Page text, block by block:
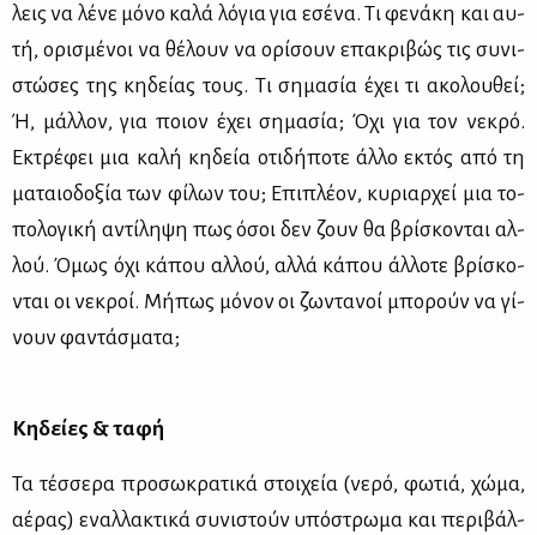
λεις να λέ­νε μό­νο κα­λά λό­για για εσέ­να. Τι φε­νά­κη και αυ­
τή, ορι­σμέ­νοι να θέ­λουν να ορί­σουν επα­κρι­βώς τις συ­νι­
στώ­σες της κη­δεί­ας τους. Τι ση­μα­σία έχει τι ακο­λου­θεί;
Ή, μάλ­λον, για ποιον έχει ση­μα­σία; Όχι για τον νε­κρό.
Εκτρέ­φει μια κα­λή κη­δεία οτι­δή­πο­τε άλ­λο εκτός από τη
μα­ταιο­δο­ξία των φί­λων του; Επι­πλέ­ον, κυ­ριαρ­χεί μια το­
πο­λο­γι­κή αντί­λη­ψη πως όσοι δεν ζουν θα βρί­σκο­νται αλ­
λού. Όμως όχι κά­που αλ­λού, αλ­λά κά­που άλ­λο­τε βρί­σκο­
νται οι νε­κροί. Μή­πως μό­νον οι ζω­ντα­νοί μπο­ρούν να γί­
νουν φα­ντά­σμα­τα;
Κη­δεί­ες & τα­φή
Τα τέσ­σε­ρα προ­σω­κρα­τι­κά στοι­χεία (νε­ρό, φω­τιά, χώ­μα,
αέ­ρας) εναλ­λα­κτι­κά συ­νι­στούν υπό­στρω­μα και πε­ρι­βάλ­